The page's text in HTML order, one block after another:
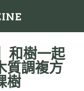
和樹一起
質調複方
樹